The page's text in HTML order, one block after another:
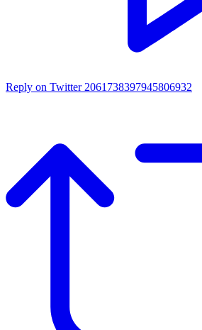
Reply on Twitter 2061738397945806932